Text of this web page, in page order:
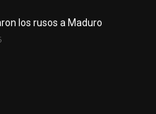
los rusos a Maduro